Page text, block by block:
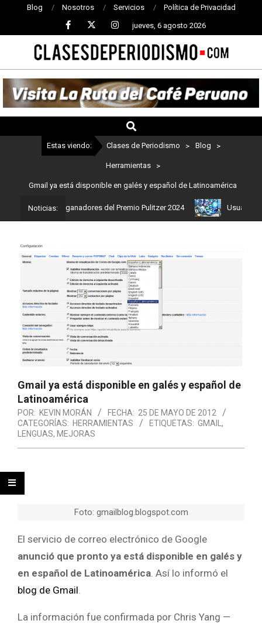
Blog Nosotros Servicios Política de Privacidad
jueves, 6 agosto 2026
CLASES
DE
PERIODISMO
Estas viendo: Clases de Periodismo > Blog >
Herramientas >
Gmail ya está disponible en galés y español de Latinoamérica
Noticias:
Estos son los ganadores del Premio Pulitzer 2024 Usuarios de
Gmail ya está disponible en galés y español de
Latinoamérica
POR: KEVIN MORÁN FECHA: 25 DE MAYO DE 2012
CATEGORÍAS: HERRAMIENTAS ETIQUETAS: GMAIL,
LENGUAS, MEJORAS
Foto: gmailblog.blogspot.com
El servicio de correo electrónico de Google
anunció que pronto ya está disponible en galés y
en español de Latinoamérica. Así lo informó el
blog de Gmail.
La información fue confirmada por Chris Yang —